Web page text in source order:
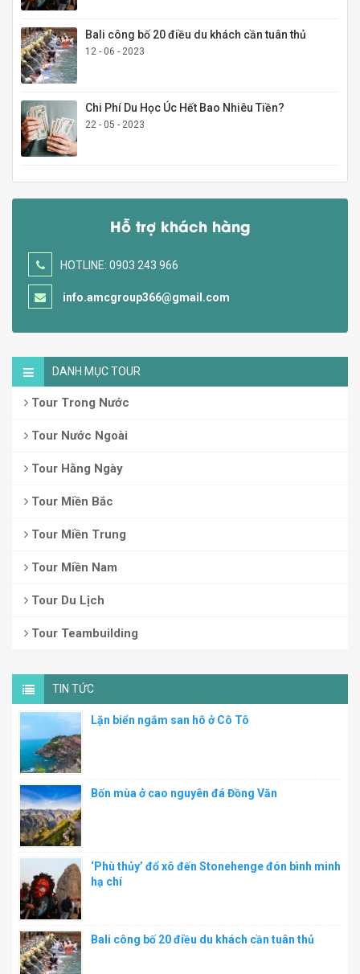
Bali công bố 20 điều du khách cần tuân thủ
12 - 06 - 2023
Chi Phí Du Học Úc Hết Bao Nhiêu Tiền?
22 - 05 - 2023
Hỗ trợ khách hàng
HOTLINE: 0903 243 966
info.amcgroup366@gmail.com
DANH MỤC TOUR
Tour Trong Nước
Tour Nước Ngoài
Tour Hằng Ngày
Tour Miền Bắc
Tour Miền Trung
Tour Miền Nam
Tour Du Lịch
Tour Teambuilding
TIN TỨC
Lặn biển ngắm san hô ở Cô Tô
Bốn mùa ở cao nguyên đá Đồng Văn
‘Phù thủy’ đổ xô đến Stonehenge đón bình minh
hạ chí
Bali công bố 20 điều du khách cần tuân thủ